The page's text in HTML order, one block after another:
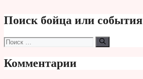
Поиск бойца или события
Поиск:
Комментарии